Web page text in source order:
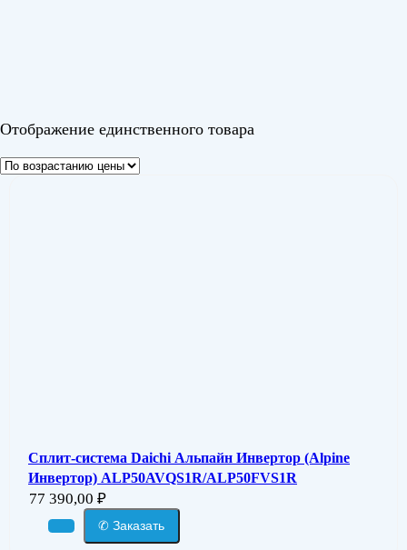
Отображение единственного товара
Сплит-система Daichi Альпайн Инвертор (Alpine
Инвертор) ALP50AVQS1R/ALP50FVS1R
77 390,00 ₽
✆ Заказать